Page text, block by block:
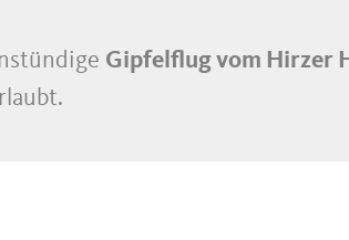
Gipfelflug vom Hirzer